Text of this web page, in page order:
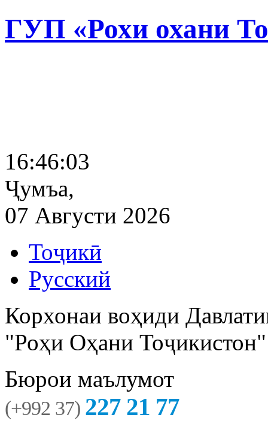
ГУП «Рохи охани
16:46:04
Ҷумъа,
07 Августи 2026
Тоҷикӣ
Русский
Корхонаи воҳиди
"Роҳи Оҳани Тоҷикистон"
Бюрои маълумот
(+992 37) 227 21 77